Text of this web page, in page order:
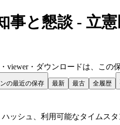
事と懇談 - 立
viewer・ダウンロードは、この
の最近の保存 最新 最古 全履歴
ッシュ、利用可能なタイムス